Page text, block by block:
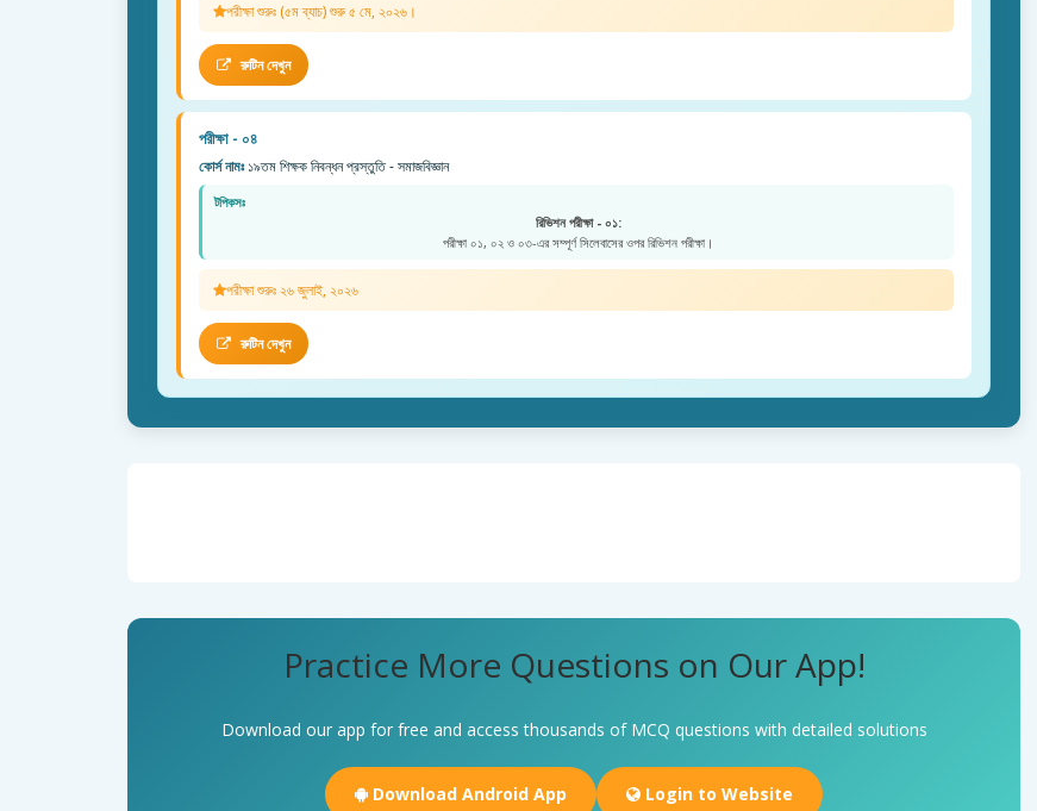
পরীক্ষা শুরুঃ (৫ম ব্যাচ) শুরু ৫ মে, ২০২৬।
রুটিন দেখুন
পরীক্ষা - ০৪
কোর্স নামঃ১৯তম শিক্ষক নিবন্ধন প্রস্তুতি - সমাজবিজ্ঞান
টপিকসঃ
রিভিশন পরীক্ষা - ০১:
পরীক্ষা ০১, ০২ ও ০৩-এর সম্পূর্ণ সিলেবাসের ওপর রিভিশন পরীক্ষা।
পরীক্ষা শুরুঃ ২৬ জুলাই, ২০২৬
রুটিন দেখুন
Practice More Questions on Our App!
Download our app for free and access thousands of MCQ questions with detailed solutions
Download Android App Login to Website